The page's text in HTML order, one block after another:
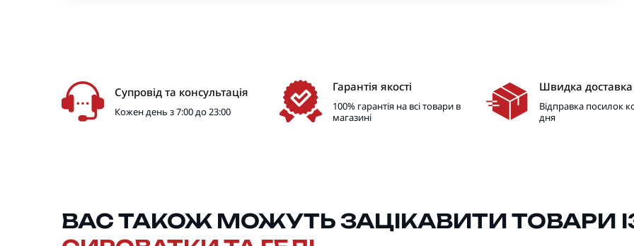
Супровід та консультація
Кожен день з 7:00 до 23:00
Гарантія якості
100% гарантія на всі товари в
магазині
Швидка доставка
Відправка посилок
дня
ВАС ТАКОЖ МОЖУТЬ ЗАЦІКАВИТИ ТОВАРИ ІЗ